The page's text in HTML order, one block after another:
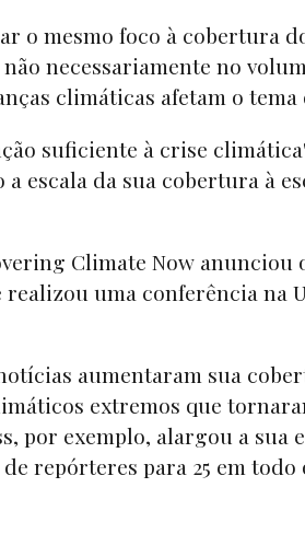
o mesmo foco à cobertura
necessariamente no
climáticas afetam o
suficiente à crise
escala da sua cobertura à
Climate Now anunciou
uma conferência na
aumentaram sua
extremos que
por exemplo, alargou a sua
repórteres para 25 em todo